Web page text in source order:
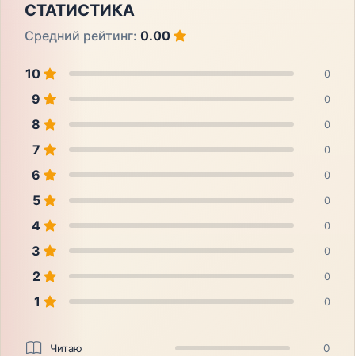
СТАТИСТИКА
Средний рейтинг: 0.00
10 0
9 0
8 0
7 0
6 0
5 0
4 0
3 0
2 0
1 0
Читаю 0